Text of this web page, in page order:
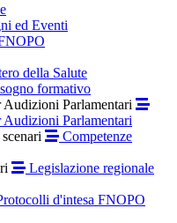
ed Eventi
della Salute
formativo
Parlamentari
Parlamentari
Competenze
Legislazione regionale
d'intesa FNOPO